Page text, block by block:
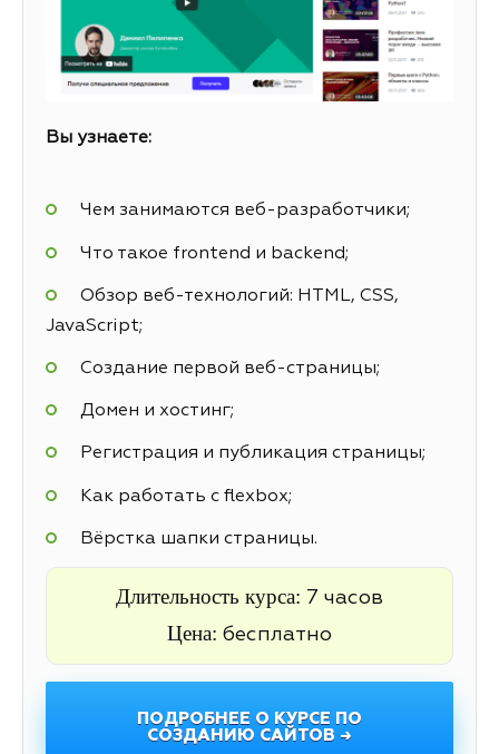
Вы узнаете:
Чем занимаются веб-разработчики;
Что такое frontend и backend;
Обзор веб-технологий: HTML, CSS,
JavaScript;
Создание первой веб-страницы;
Домен и хостинг;
Регистрация и публикация страницы;
Как работать с flexbox;
Вёрстка шапки страницы.
Длительность курса: 7 часов
Цена: бесплатно
ПОДРОБНЕЕ О КУРСЕ ПО
СОЗДАНИЮ САЙТОВ →